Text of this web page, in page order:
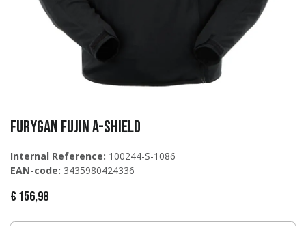
Furygan Fujin A-Shield
Internal Reference: 100244-S-1086
EAN-code: 3435980424336
€ 156,98